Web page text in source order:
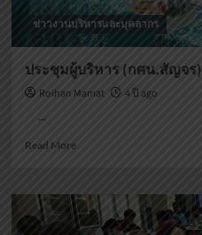
สุข
ภาวะ
ข่าวงานบริหารและบุคลากร
ประชุมผู้บริหาร (กศน.สัญจร)
Roihan Mamat
4 ปี ago
...
Read MoreRead
ประชุม
ผู้
บริหาร